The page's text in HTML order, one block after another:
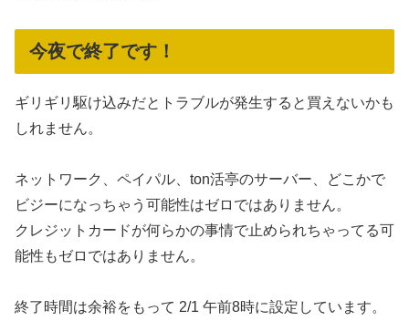
今夜で終了です！
ギリギリ駆け込みだとトラブルが発生すると買えないかも
しれません。
ネットワーク、ペイパル、ton活亭のサーバー、どこかで
ビジーになっちゃう可能性はゼロではありません。
クレジットカードが何らかの事情で止められちゃってる可
能性もゼロではありません。
終了時間は余裕をもって 2/1 午前8時に設定しています。